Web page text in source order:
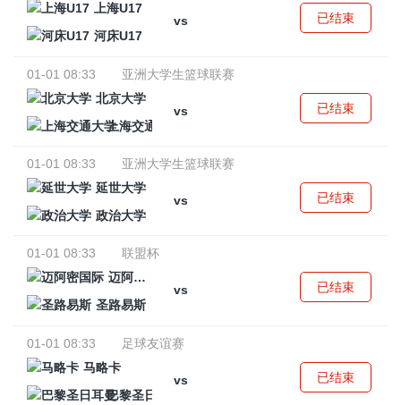
上海U17
vs
河床U17
已结束
01-01 08:33
亚洲大学生篮球联赛
北京大学
vs
上海交通大学
已结束
01-01 08:33
亚洲大学生篮球联赛
延世大学
vs
政治大学
已结束
01-01 08:33
联盟杯
迈阿密国际
vs
圣路易斯
已结束
01-01 08:33
足球友谊赛
马略卡
vs
巴黎圣日耳曼
已结束